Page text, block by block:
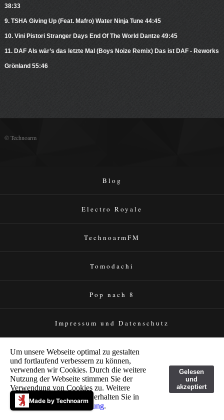
38:33
9. TSHA Giving Up (Feat. Mafro) Water Ninja Tune 44:45
10. Vini Pistori Stranger Days End Of The World Dantze 49:45
11. DAF Als wär’s das letzte Mal (Boys Noize Remix) Das ist DAF - Reworks
Grönland 55:46
© Technoarm
Blog
Electro Royale
TechnoarmFM
Tomodachi
Pop nach 8
Impressum und Datenschutz
Um unsere Webseite optimal zu gestalten
und fortlaufend verbessern zu können,
verwenden wir Cookies. Durch die weitere
Nutzung der Webseite stimmen Sie der
Verwendung von Cookies zu. Weitere
Informationen zu Cookies erhalten Sie in
unsererDatenschutzerklärung.
Gelesen
und
akzeptiert
Made by Technoarm